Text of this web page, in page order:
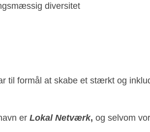
diversitet
til formål at skabe et stærkt og
er Lokal Netværk, og selvom